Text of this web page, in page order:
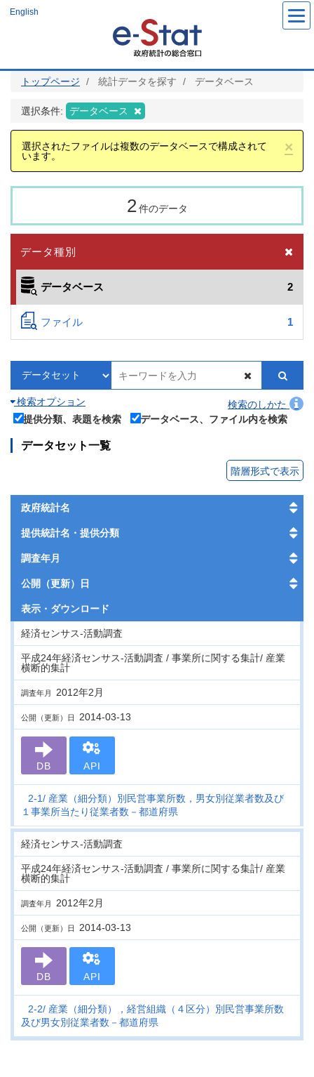
ツ
English
トップページ 統計データを探す データベース
選択条件: データベース
×
選択されたファイルは複数のデータベースで構成されて
います。
2 件のデータ
データ種別
データベース 2
ファイル 1
検索オプション
検索のしかた
提供分類、表題を検索
データベース、ファイル内を検索
データセット一覧
階層形式で表示
政府統計名
提供統計名・提供分類
調査年月
公開（更新）日
表示・ ダウンロード
経済センサス‐活動調査
平成24年経済センサス‐活動調査 / 事業所に関する集計/ 産業
横断的集計
調査年月 2012年2月
公開（更新）日 2014-03-13
DB API
2-1 産業（細分類）別民営事業所数，男女別従業者数及び
１事業所当たり従業者数－都道府県
経済センサス‐活動調査
平成24年経済センサス‐活動調査 / 事業所に関する集計/ 産業
横断的集計
調査年月 2012年2月
公開（更新）日 2014-03-13
DB API
2-2
産業（細分類），経営組織（４区分）別民営事業所数
及び男女別従業者数－都道府県